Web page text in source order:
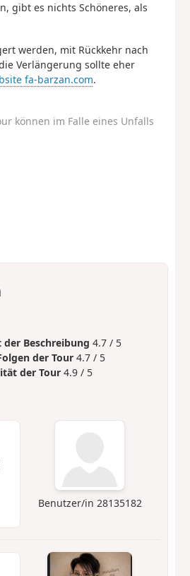
gibt es nichts Schöneres, als
werden, mit Rückkehr nach
Verlängerung sollte eher
fa-barzan.com.
können im Falle eines Unfalls
Beschreibung 4.7 / 5
der Tour 4.7 / 5
der Tour 4.9 / 5
Benutzer/in 28135182